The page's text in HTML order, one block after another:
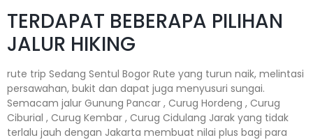
TERDAPAT BEBERAPA PILIHAN
JALUR HIKING
rute trip Sedang Sentul Bogor Rute yang turun naik, melintasi
persawahan, bukit dan dapat juga menyusuri sungai.
Semacam jalur Gunung Pancar , Curug Hordeng , Curug
Ciburial , Curug Kembar , Curug Cidulang Jarak yang tidak
terlalu jauh dengan Jakarta membuat nilai plus bagi para